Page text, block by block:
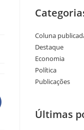
Coluna
Destaque
Economia
Política
Publicações
Últimas